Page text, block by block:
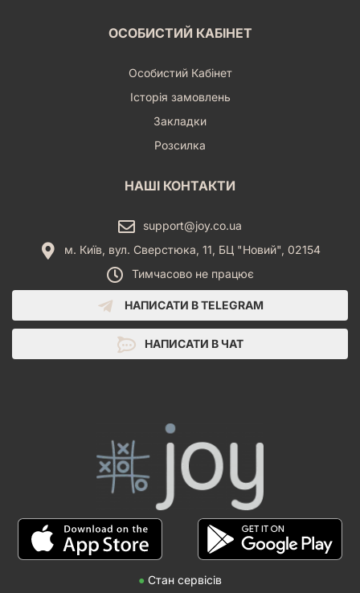
ОСОБИСТИЙ КАБІНЕТ
Особистий Кабінет
Історія замовлень
Закладки
Розсилка
НАШІ КОНТАКТИ
support@joy.co.ua
м. Київ, вул. Сверстюка, 11, БЦ "Новий", 02154
Тимчасово не працює
НАПИСАТИ В TELEGRAM
НАПИСАТИ В ЧАТ
● Стан сервісів